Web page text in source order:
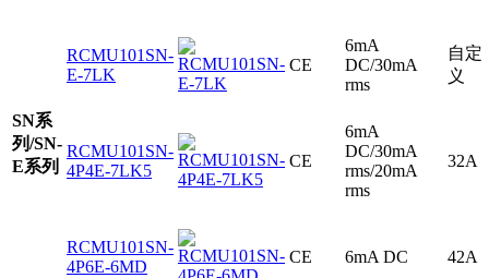
SN系
列/SN-
E系列
RCMU101SN-
E-7LK
CE
6mA
DC/30mA
rms
自定
义
RCMU101SN-
4P4E-7LK5
CE
6mA
DC/30mA
rms/20mA
rms
32A
RCMU101SN-
4P6E-6MD
CE 6mA DC 42A